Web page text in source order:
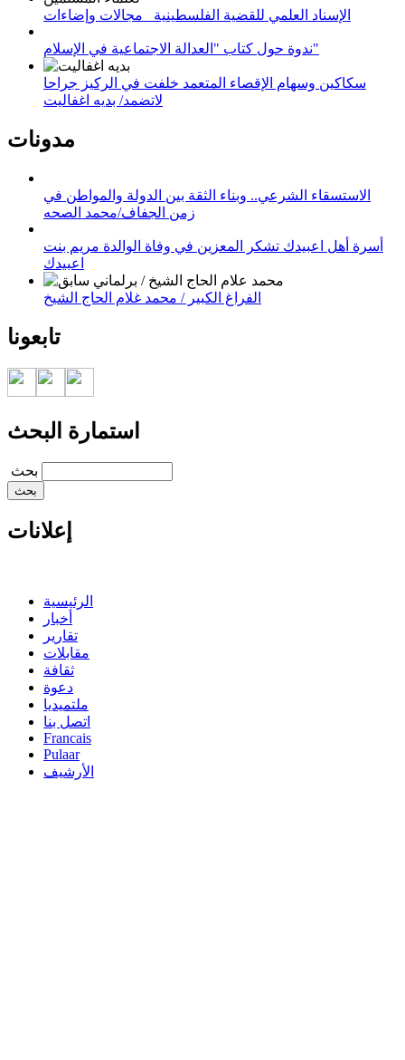
الإسناد العلمي للقضية الفلسطينية_ مجالات وإضاءات
ندوة حول كتاب "العدالة الاجتماعية في الإسلام"
سكاكين وسهام الإقصاء المتعمد خلفت في الركيز جراحا
لاتضمد/ بديه اغفاليت
مدونات
الاستسقاء الشرعي.. وبناء الثقة بين الدولة والمواطن في
زمن الجفاف/محمد الصحه
أسرة أهل اعبيدك تشكر المعزين في وفاة الوالدة مريم بنت
اعبيدك
الفراغ الكبير / محمد غلام الحاج الشيخ
تابعونا
استمارة البحث
‏بحث ‏
إعلانات
الرئيسية
أخبار
تقارير
مقابلات
ثقافة
دعوة
ملتميديا
اتصل بنا
Francais
Pulaar
الأرشيف